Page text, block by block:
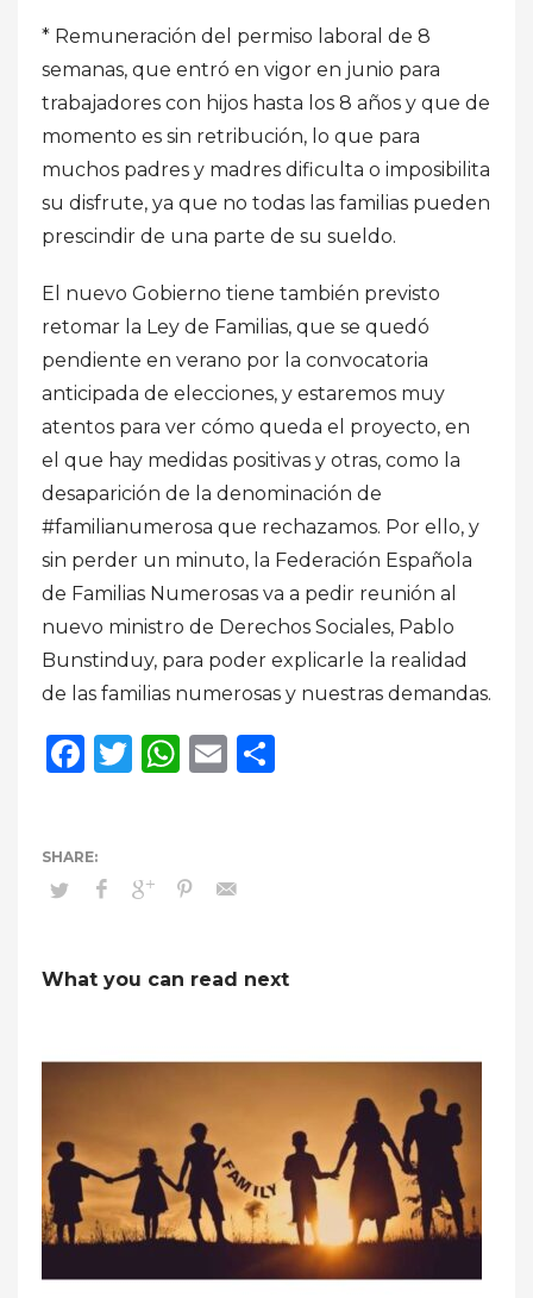
* Remuneración del permiso laboral de 8
semanas, que entró en vigor en junio para
trabajadores con hijos hasta los 8 años y que de
momento es sin retribución, lo que para
muchos padres y madres dificulta o imposibilita
su disfrute, ya que no todas las familias pueden
prescindir de una parte de su sueldo.
El nuevo Gobierno tiene también previsto
retomar la Ley de Familias, que se quedó
pendiente en verano por la convocatoria
anticipada de elecciones, y estaremos muy
atentos para ver cómo queda el proyecto, en
el que hay medidas positivas y otras, como la
desaparición de la denominación de
#familianumerosa que rechazamos. Por ello, y
sin perder un minuto, la Federación Española
de Familias Numerosas va a pedir reunión al
nuevo ministro de Derechos Sociales, Pablo
Bunstinduy, para poder explicarle la realidad
de las familias numerosas y nuestras demandas.
Facebook
Twitter
WhatsApp
Email
What you can read next